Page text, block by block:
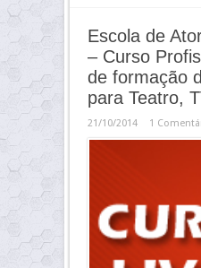
Escola de
– Curso
de formação
para Teatro,
21/10/2014 1